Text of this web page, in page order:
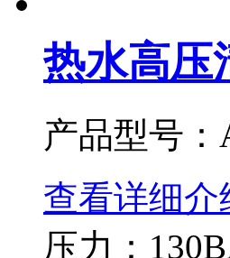
热水高压
产品型号：
查看详细介
压力：